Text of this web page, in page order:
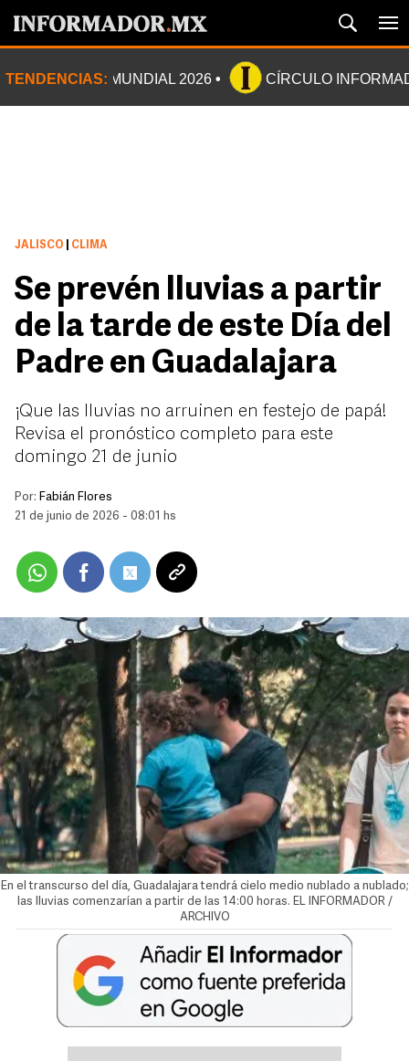
TENDENCIAS: MUNDIAL 2026 CÍRCULO
JALISCO CLIMA
Se prevén lluvias a partir
de la tarde de este Día del
Padre en Guadalajara
¡Que las lluvias no arruinen en festejo de papá!
Revisa el pronóstico completo para este
domingo 21 de junio
Por: Fabián Flores
21 de junio de 2026 - 08:01 hs
En el transcurso del día, Guadalajara tendrá cielo medio nublado a nublado;
las lluvias comenzarían a partir de las 14:00 horas. EL INFORMADOR /
ARCHIVO